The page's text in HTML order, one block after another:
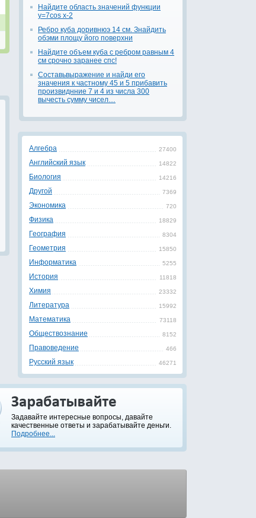
Найдите область значений функции
y=7cos x-2
Ребро куба доривнюэ 14 см. Знайдить
обэми площу його поверхни
Найдите объем куба с ребром равным 4
см срочно заранее спс!
Составьвыражение и найди его
значения к частному 45 и 5 прибавить
произвиднние 7 и 4 из числа 300
вычесть сумму чисел…
27400
Алгебра
14822
Английский язык
14216
Биология
7369
Другой
720
Экономика
18829
Физика
8304
География
15850
Геометрия
5255
Информатика
11818
История
23332
Химия
15992
Литература
73118
Математика
8152
Обществознание
466
Правоведение
46271
Русский язык
Задавайте интересные вопросы, давайте
качественные ответы и зарабатывайте деньги.
Подробнее...